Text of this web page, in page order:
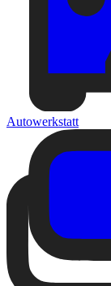
Autowerkstatt